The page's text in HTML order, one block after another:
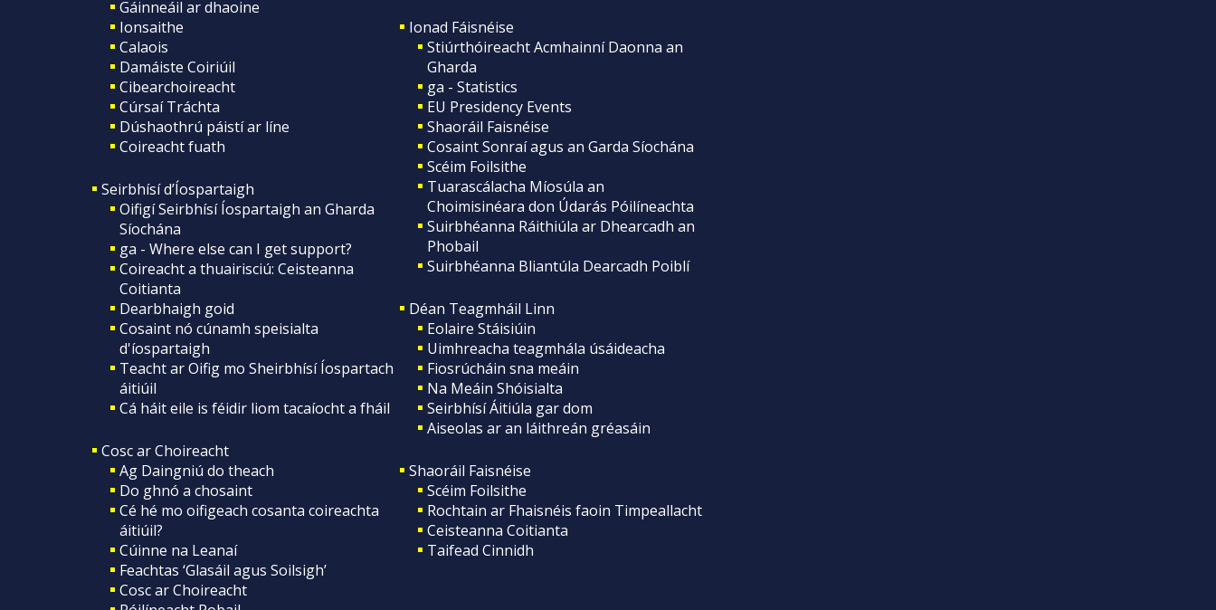
Gáinneáil ar dhaoine
Ionsaithe
Calaois
Damáiste Coiriúil
Cibearchoireacht
Cúrsaí Tráchta
Dúshaothrú páistí ar líne
Coireacht fuath
Seirbhísí d’Íospartaigh
Oifigí Seirbhísí Íospartaigh an Gharda
Síochána
ga - Where else can I get support?
Coireacht a thuairisciú: Ceisteanna
Coitianta
Dearbhaigh goid
Cosaint nó cúnamh speisialta
d'íospartaigh
Teacht ar Oifig mo Sheirbhísí Íospartach
áitiúil
Cá háit eile is féidir liom tacaíocht a fháil
Cosc ar Choireacht
Ag Daingniú do theach
Do ghnó a chosaint
Cé hé mo oifigeach cosanta coireachta
áitiúil?
Cúinne na Leanaí
Feachtas ‘Glasáil agus Soilsigh’
Cosc ar Choireacht
Ionad Fáisnéise
Stiúrthóireacht Acmhainní Daonna an
Gharda
ga - Statistics
EU Presidency Events
Shaoráil Faisnéise
Cosaint Sonraí agus an Garda Síochána
Scéim Foilsithe
Tuarascálacha Míosúla an
Choimisinéara don Údarás Póilíneachta
Suirbhéanna Ráithiúla ar Dhearcadh an
Phobail
Suirbhéanna Bliantúla Dearcadh Poiblí
Déan Teagmháil Linn
Eolaire Stáisiúin
Uimhreacha teagmhála úsáideacha
Fiosrúcháin sna meáin
Na Meáin Shóisialta
Seirbhísí Áitiúla gar dom
Aiseolas ar an láithreán gréasáin
Shaoráil Faisnéise
Scéim Foilsithe
Rochtain ar Fhaisnéis faoin Timpeallacht
Ceisteanna Coitianta
Taifead Cinnidh